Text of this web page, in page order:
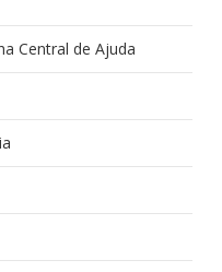
Central de Ajuda